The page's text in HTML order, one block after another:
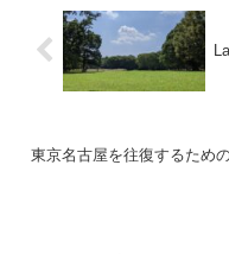
東京名古屋を往復するため